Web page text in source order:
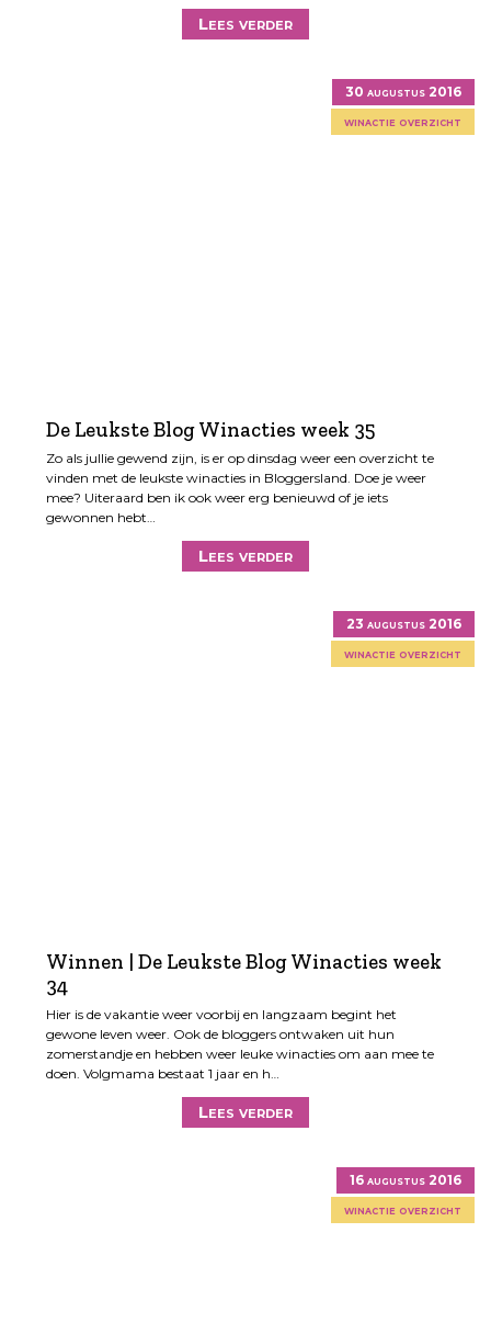
Lees verder
30 augustus 2016
winactie overzicht
De Leukste Blog Winacties week 35
Zo als jullie gewend zijn, is er op dinsdag weer een overzicht te
vinden met de leukste winacties in Bloggersland. Doe je weer
mee? Uiteraard ben ik ook weer erg benieuwd of je iets
gewonnen hebt…
Lees verder
23 augustus 2016
winactie overzicht
Winnen | De Leukste Blog Winacties week
34
Hier is de vakantie weer voorbij en langzaam begint het
gewone leven weer. Ook de bloggers ontwaken uit hun
zomerstandje en hebben weer leuke winacties om aan mee te
doen. Volgmama bestaat 1 jaar en h…
Lees verder
16 augustus 2016
winactie overzicht